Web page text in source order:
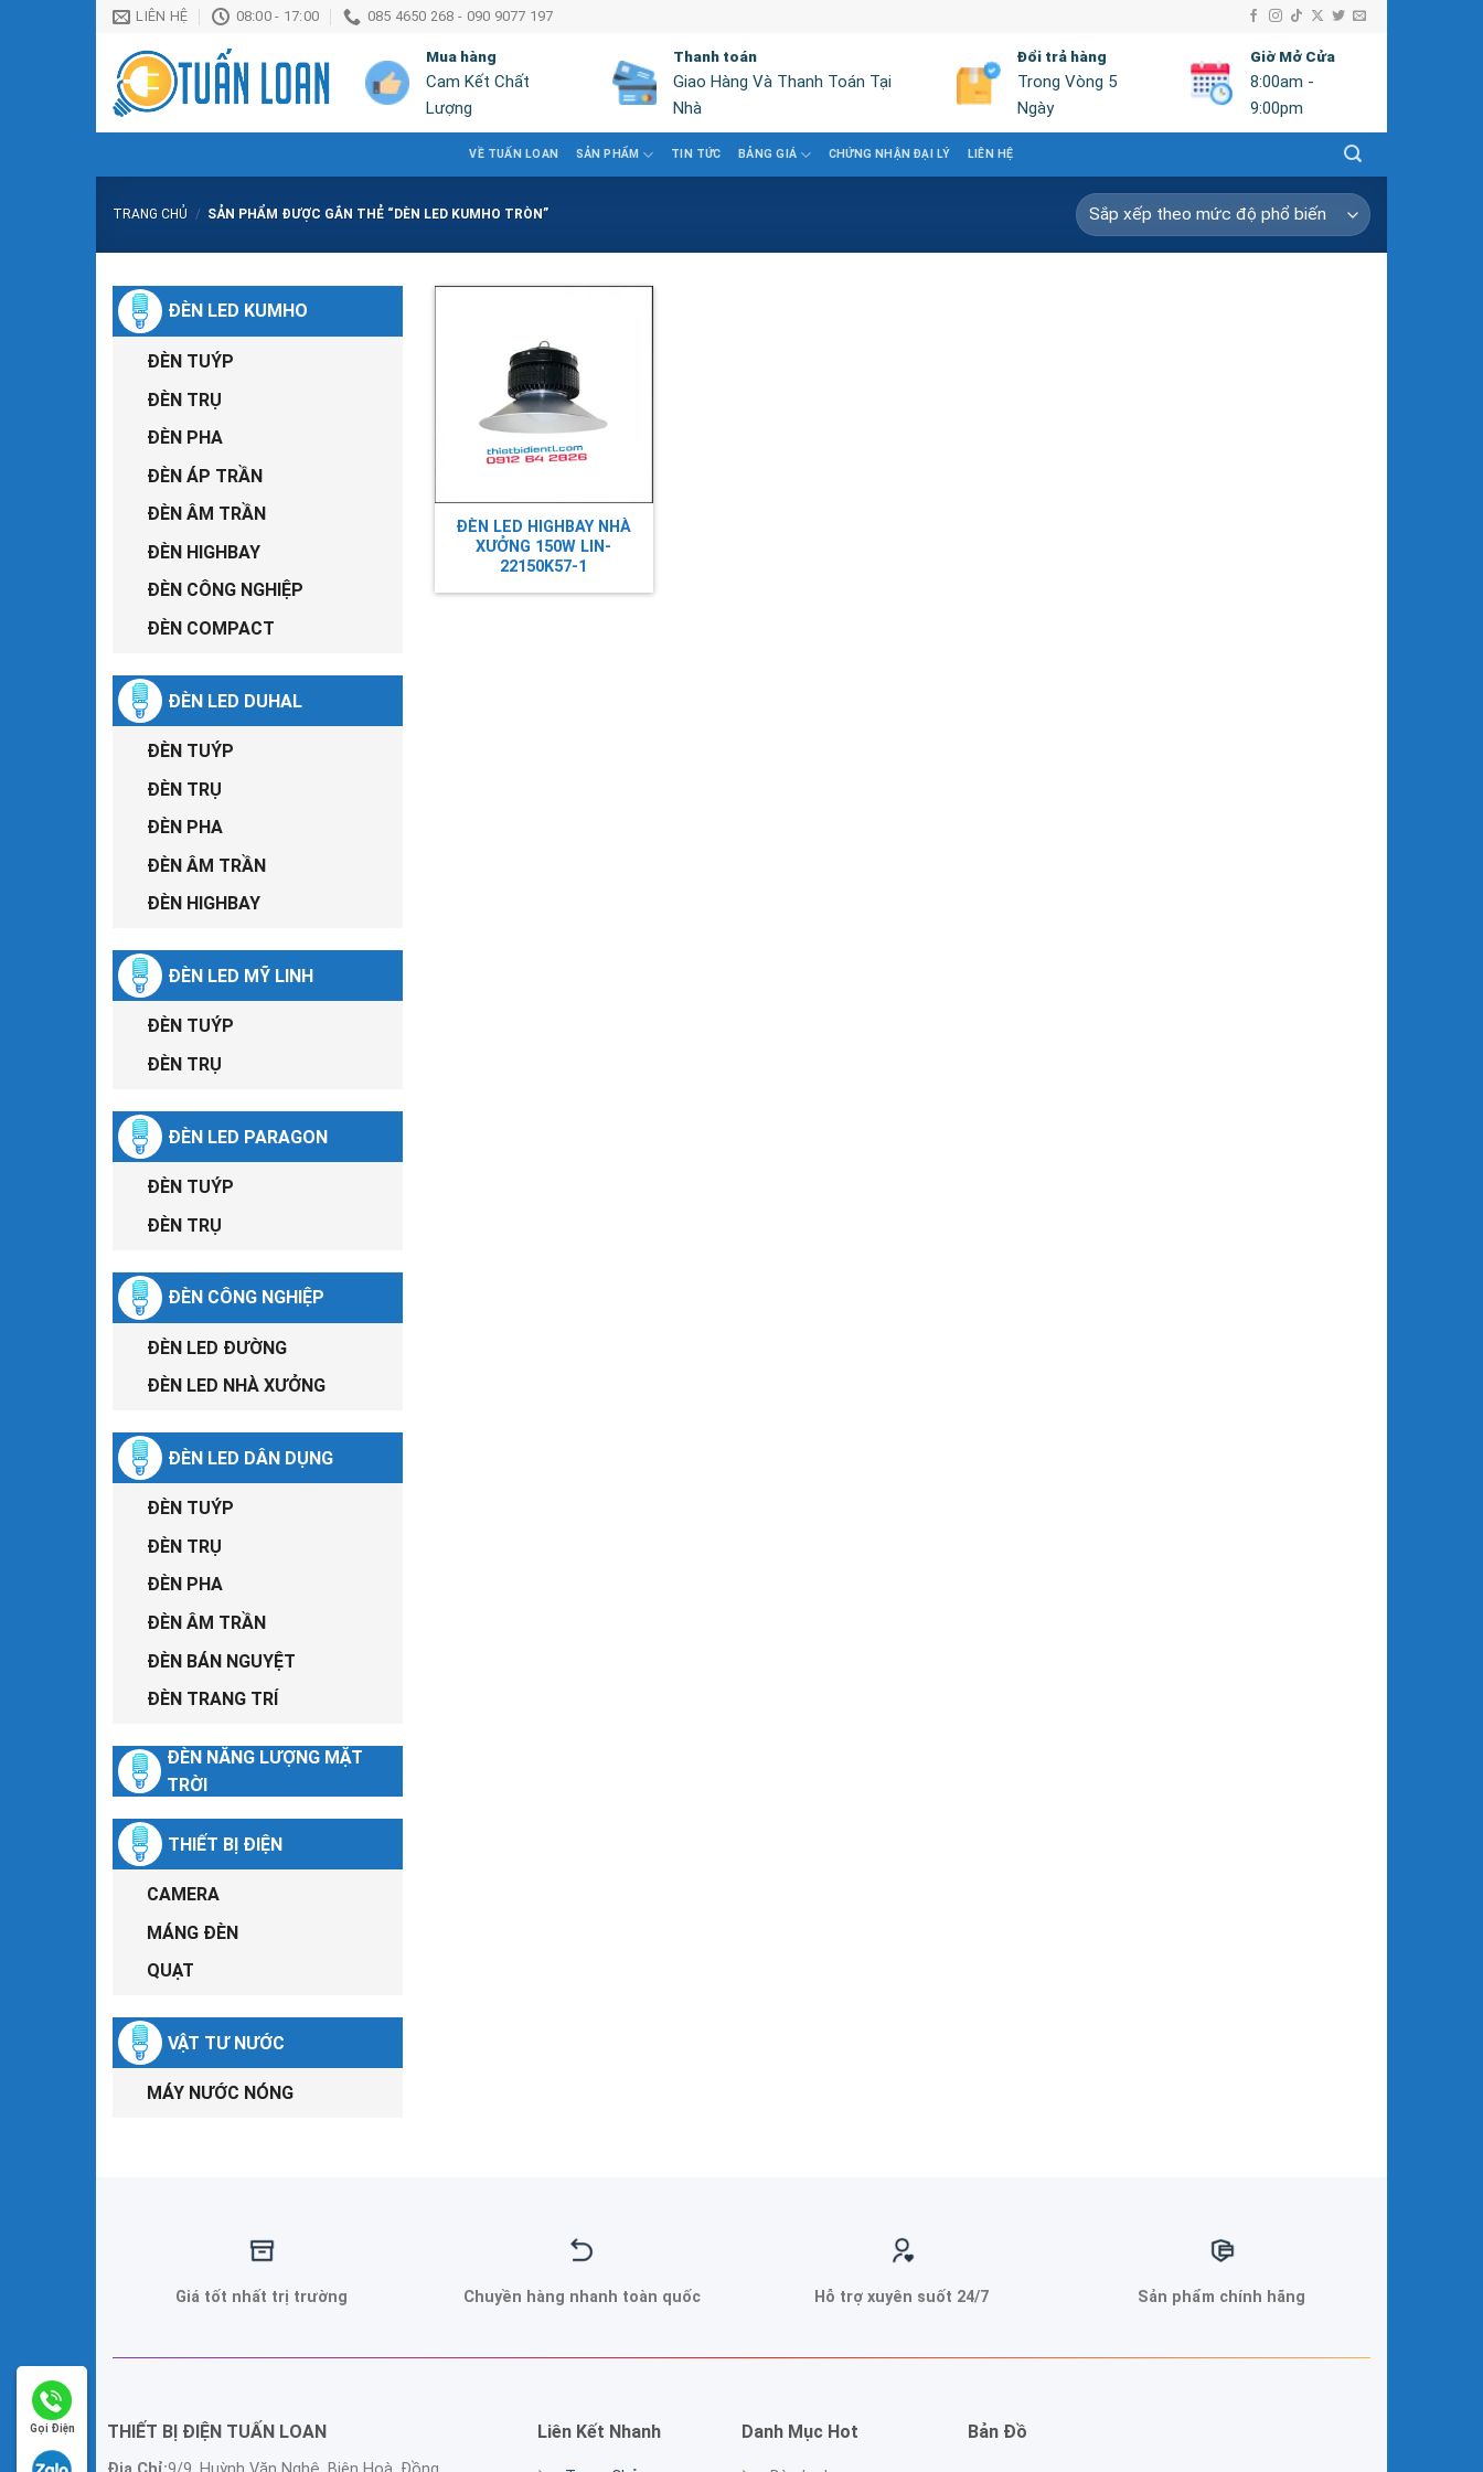
Chuyển
dung
LIÊN HỆ 08:00 - 17:00 085 4650 268 - 090 9077 197
Mua hàng
Cam Kết Chất
Lượng
Thanh toán
Giao Hàng Và Thanh Toán Tại
Nhà
Đổi trả hàng
Trong Vòng 5
Ngày
Giờ Mở Cửa
8:00am -
9:00pm
VỀ TUẤN LOAN SẢN PHẨM TIN TỨC BẢNG GIÁ CHỨNG NHẬN ĐẠI LÝ LIÊN HỆ
TRANG CHỦ / SẢN PHẨM ĐƯỢC GẮN THẺ “DÈN LED KUMHO TRÒN”
ĐÈN LED KUMHO
ĐÈN TUÝP
ĐÈN TRỤ
ĐÈN PHA
ĐÈN ÁP TRẦN
ĐÈN ÂM TRẦN
ĐÈN HIGHBAY
ĐÈN CÔNG NGHIỆP
ĐÈN COMPACT
ĐÈN LED DUHAL
ĐÈN TUÝP
ĐÈN TRỤ
ĐÈN PHA
ĐÈN ÂM TRẦN
ĐÈN HIGHBAY
ĐÈN LED MỸ LINH
ĐÈN TUÝP
ĐÈN TRỤ
ĐÈN LED PARAGON
ĐÈN TUÝP
ĐÈN TRỤ
ĐÈN CÔNG NGHIỆP
ĐÈN LED ĐƯỜNG
ĐÈN LED NHÀ XƯỞNG
ĐÈN LED DÂN DỤNG
ĐÈN TUÝP
ĐÈN TRỤ
ĐÈN PHA
ĐÈN ÂM TRẦN
ĐÈN BÁN NGUYỆT
ĐÈN TRANG TRÍ
ĐÈN NĂNG LƯỢNG MẶT
TRỜI
THIẾT BỊ ĐIỆN
CAMERA
MÁNG ĐÈN
QUẠT
VẬT TƯ NƯỚC
MÁY NƯỚC NÓNG
ĐÈN LED HIGHBAY NHÀ
XƯỞNG 150W LIN-
22150K57-1
Giá tốt nhất trị trường Chuyền hàng nhanh toàn quốc Hỗ trợ xuyên suốt 24/7 Sản phẩm chính hãng
THIẾT BỊ ĐIỆN TUẤN LOAN Liên Kết Nhanh Danh Mục Hot Bản Đồ
Gọi Điện